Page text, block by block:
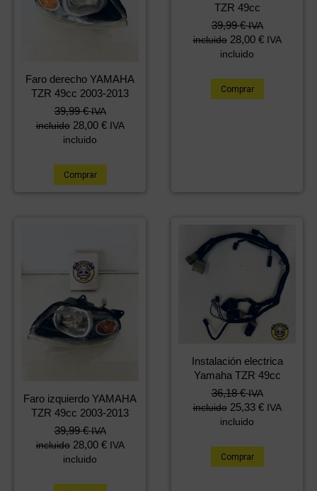
Faro derecho YAMAHA
TZR 49cc 2003-2013
39,99€ IVA
incluido 28,00 € IVA
incluido
Comprar
TZR 49cc
39,99€ IVA
incluido 28,00 € IVA
incluido
Comprar
Faro izquierdo YAMAHA
TZR 49cc 2003-2013
39,99€ IVA
incluido 28,00 € IVA
incluido
Instalación electrica
Yamaha TZR 49cc
36,18€ IVA
incluido 25,33 € IVA
incluido
Comprar